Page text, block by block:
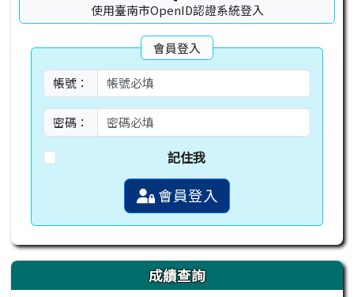
使用臺南市OpenID認證系統登入
會員登入
帳號：
密碼：
記住我
會員登入
成績查詢